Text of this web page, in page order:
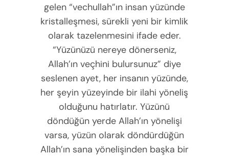
gelen “vechullah”ın insan yüzünde
kristalleşmesi, sürekli yeni bir kimlik
olarak tazelenmesini ifade eder.
“Yüzünüzü nereye dönerseniz,
Allah’ın veçhini bulursunuz” diye
seslenen ayet, her insanın yüzünde,
her şeyin yüzeyinde bir ilahi yöneliş
olduğunu hatırlatır. Yüzünü
döndüğün yerde Allah’ın yönelişi
varsa, yüzün olarak döndürdüğün
Allah’ın sana yönelişinden başka bir